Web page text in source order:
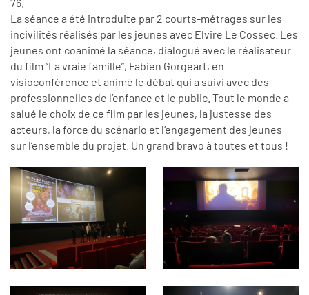
76.
La séance a été introduite par 2 courts-métrages sur les
incivilités réalisés par les jeunes avec Elvire Le Cossec. Les
jeunes ont coanimé la séance, dialogué avec le réalisateur
du film “La vraie famille”, Fabien Gorgeart, en
visioconférence et animé le débat qui a suivi avec des
professionnelles de l’enfance et le public. Tout le monde a
salué le choix de ce film par les jeunes, la justesse des
acteurs, la force du scénario et l’engagement des jeunes
sur l’ensemble du projet. Un grand bravo à toutes et tous !